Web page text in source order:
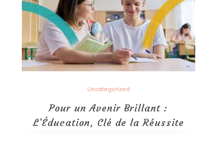
Uncategorized
Pour un Avenir Brillant :
L’Éducation, Clé de la Réussite